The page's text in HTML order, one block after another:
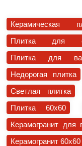
Керамическая
Плитка для
Плитка для
Недорогая плитка
Светлая плитка
Плитка 60x60
Керамогранит для
Керамогранит 60x60